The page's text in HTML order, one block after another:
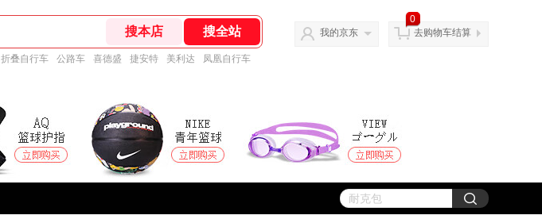
折叠自行车 公路车 喜德盛 捷安特 美利达 凤凰自行车
我的京东
0
去购物车结算